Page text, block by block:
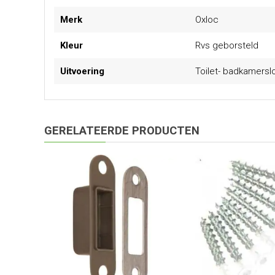
informatie
Merk Oxloc
Kleur Rvs geborsteld
Uitvoering Toilet-
GERELATEERDE PRODUCTEN